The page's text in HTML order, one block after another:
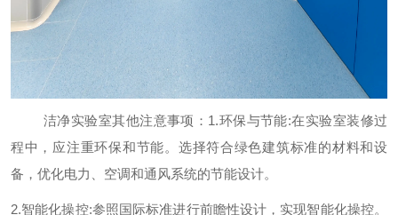
洁净实验室其他注意事项： 1.环保与节能:在实验室装修过
程中，应注重环保和节能。选择符合绿色建筑标准的材料和设
备，优化电力、空调和通风系统的节能设计。
2.智能化操控:参照国际标准进行前瞻性设计，实现智能化操控。